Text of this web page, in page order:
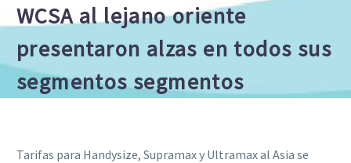
WCSA al lejano oriente
presentaron alzas en todos sus
segmentos segmentos
Tarifas para Handysize, Supramax y Ultramax al Asia se